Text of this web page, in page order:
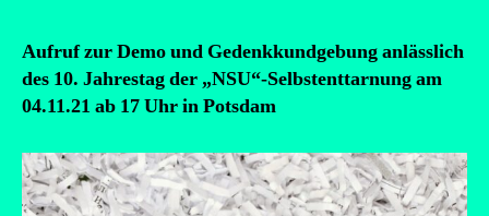
Aufruf zur Demo und Gedenkkundgebung anlässlich
des 10. Jahrestag der „NSU“-Selbstenttarnung am
04.11.21 ab 17 Uhr in Potsdam